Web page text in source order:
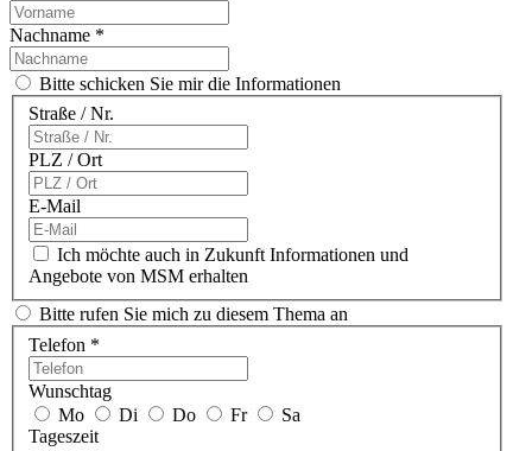
Nachname *
Bitte schicken Sie mir die Informationen
Straße / Nr.
PLZ / Ort
E-Mail
Ich möchte auch in Zukunft Informationen und
Angebote von MSM erhalten
Bitte rufen Sie mich zu diesem Thema an
Telefon *
Wunschtag
Mo
Di Do Fr
Sa
Tageszeit